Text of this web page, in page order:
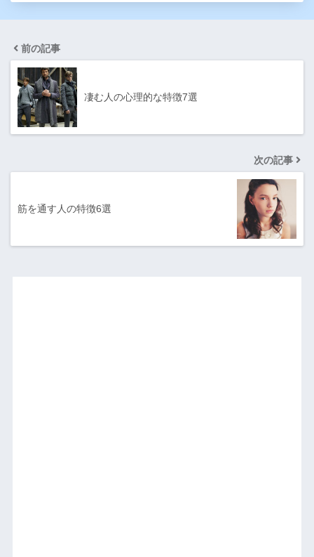
前の記事
凄む人の心理的な特徴7選
次の記事
筋を通す人の特徴6選